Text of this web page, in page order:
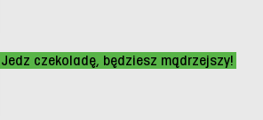
Jedz czekoladę, będziesz mądrzejszy!